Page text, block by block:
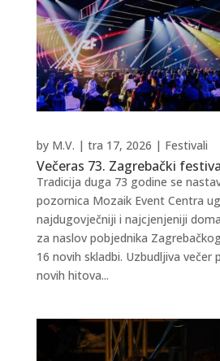
Večeras 73. Zagrebački
by M.V. | tra 17, 2026 | Festivali
Tradicija duga 73 godine se
pozornica Mozaik Event Centra
najdugovječniji i najcjenjeniji
za naslov pobjednika
16 novih skladbi. Uzbudljiva večer
novih hitova...